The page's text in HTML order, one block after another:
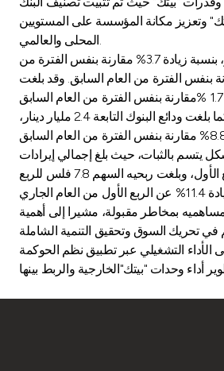
وتعزيز مكانة المؤسسة على المستويين
المحلى والعالمي.
وأكد العمر انه على جانب المؤشرات المالية فان نتائج "بيتك" للنصف الأول قد شهدت تحسنا ملحوظا في معظم البيانات حيث بلغ إجمالي إيرادات "بيتك" 394.4 مليون دينار، بنسبة زيادة 3.7% مقارنة بنفس الفترة من
14 مليار دينار، بنسبة زيادة 8.5% مقارنة بنفس الفترة من العام السابق.وبلغ إجمالي الودائع 8.9 مليار دينار،بنسبة زيادة 6.4% مقارنة بنفس الفترة من العام السابق. وقد بلغت
وقد استفاد بيتك من تنوع الاستثمارات والأنشطة إقليميا وعالميا حيث بلغت أصول البنوك التابعة 4.1 مليار دينار، بنسبة زيادة 16.1% مقارنة بنفس الفترة من العام السابق. كما بلغت ودائع البنوك التابعة 2.4 مليار دينار،
يتسم بالثبات، حيث بلغ إجمالي إيرادات
"بيتك" 211.7 مليون دينار للربع الثاني فقط بنسبة زيادة 15.8%مقارنه مع الربع الأول، كما بلغ صافى الربح للمساهمين 22 مليون دينار للربع الثاني بنسبة زيادة 10.1% عن الربع الأول، وبلغت ربحيه السهم 7.8 فلس للربع
بمخاطر مقبولة، مشيرا إلى أهمية
الأداء التشغيلي عبر تطبيق نظم الحوكمة